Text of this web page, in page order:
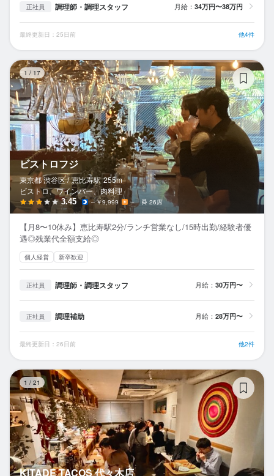
正社員 調理師・調理スタッフ 月給： 34万円〜38万円
最終更新日：25日前 他4件
1 / 17
ビストロフジ
東京都 渋谷区 / 恵比寿駅 255m
ビストロ、ワインバー、肉料理
3.45 ～￥9,999 － 26席
【月8〜10休み】恵比寿駅2分/ランチ営業なし/15時出勤/経験者優
遇◎残業代全額支給◎
個人経営 新卒歓迎
正社員 調理師・調理スタッフ 月給： 30万円〜
正社員 調理補助 月給： 28万円〜
最終更新日：26日前 他2件
1 / 21
KITADE TACOS 代々木店